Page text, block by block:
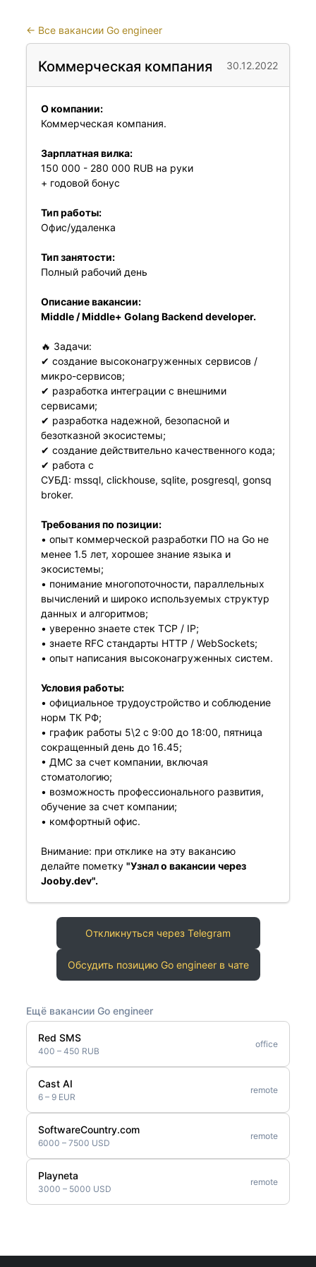
← Все вакансии Go engineer
Коммерческая компания 30.12.2022
О компании:
Коммерческая компания.
Зарплатная вилка:
150 000 - 280 000 RUB на руки
+ годовой бонуc
Тип работы:
Офис/удаленка
Тип занятости:
Полный рабочий день
Описание вакансии:
Middle / Middle+ Golang Backend developer.
🔥 Задачи:
✔ создание высоконагруженных сервисов /
микро-сервисов;
✔ разработка интеграции с внешними
сервисами;
✔ разработка надежной, безопасной и
безотказной экосистемы;
✔ создание действительно качественного кода;
✔ работа с
СУБД: mssql, clickhouse, sqlite, posgresql, gonsq
broker.
Требования по позиции:
• опыт коммерческой разработки ПО на Go не
менее 1.5 лет, хорошее знание языка и
экосистемы;
• понимание многопоточности, параллельных
вычислений и широко используемых структур
данных и алгоритмов;
• уверенно знаете стек TCP / IP;
• знаете RFC стандарты HTTP / WebSockets;
• опыт написания высоконагруженных систем.
Условия работы:
• официальное трудоустройство и соблюдение
норм ТК РФ;
• график работы 5\2 с 9:00 до 18:00, пятница
сокращенный день до 16.45;
• ДМС за счет компании, включая
стоматологию;
• возможность профессионального развития,
обучение за счет компании;
• комфортный офис.
Внимание: при отклике на эту вакансию
делайте пометку "Узнал о вакансии через
Jooby.dev".
Откликнуться через Telegram
Обсудить позицию Go engineer в чате
Ещё вакансии Go engineer
Red SMS
400 – 450 RUB
office
Cast AI
6 – 9 EUR
remote
SoftwareCountry.com
6000 – 7500 USD
remote
Playneta
3000 – 5000 USD
remote